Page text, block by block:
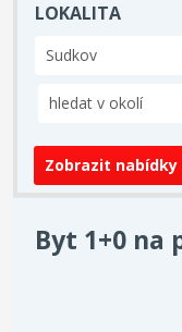
LOKALITA
hledat v okolí
Byt 1+0 na